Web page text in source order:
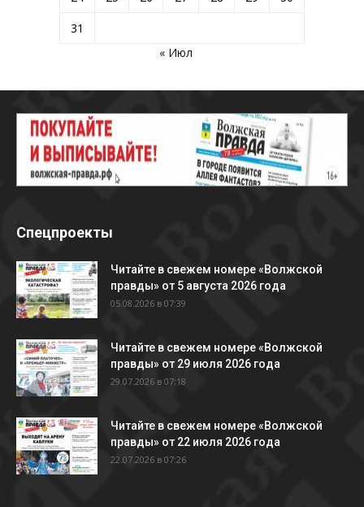
31
« Июл
Спецпроекты
Читайте в свежем номере «Волжской
правды» от 5 августа 2026 года
05.08.2026 в 07:39
Читайте в свежем номере «Волжской
правды» от 29 июля 2026 года
29.07.2026 в 07:18
Читайте в свежем номере «Волжской
правды» от 22 июля 2026 года
22.07.2026 в 07:26